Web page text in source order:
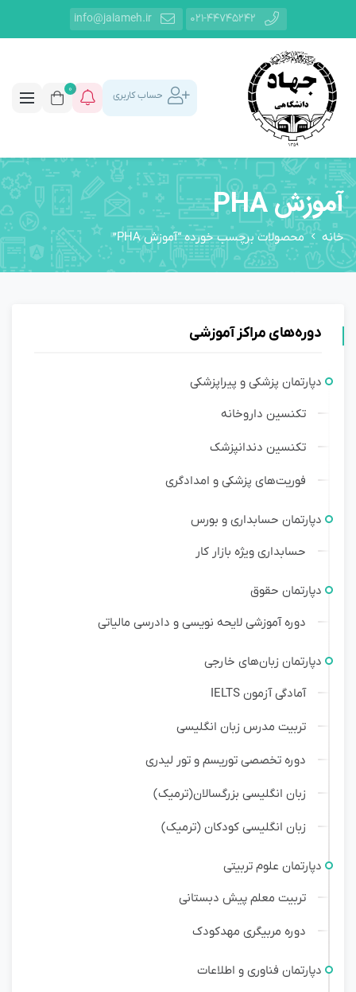
021-44745242
info@jalameh.ir
حساب کاربری
0
آموزش PHA
خانه محصولات برچسب خورده “آموزش PHA”
دوره‌های مراکز آموزشی
دپارتمان پزشکی و پیراپزشکی
تکنسین داروخانه
تکنسین دندانپزشک
فوریت‌های پزشکی و امدادگری
دپارتمان حسابداری و بورس
حسابداری ویژه بازار کار
دپارتمان حقوق
دوره آموزشی لایحه نویسی و دادرسی مالیاتی
دپارتمان زبان‌های خارجی
آمادگی آزمون IELTS
تربیت مدرس زبان انگلیسی
دوره تخصصی توریسم و تور لیدری
زبان انگلیسی بزرگسالان(ترمیک)
زبان انگلیسی کودکان (ترمیک)
دپارتمان علوم تربیتی
تربیت معلم پیش دبستانی
دوره مربیگری مهدکودک
دپارتمان فناوری و اطلاعات